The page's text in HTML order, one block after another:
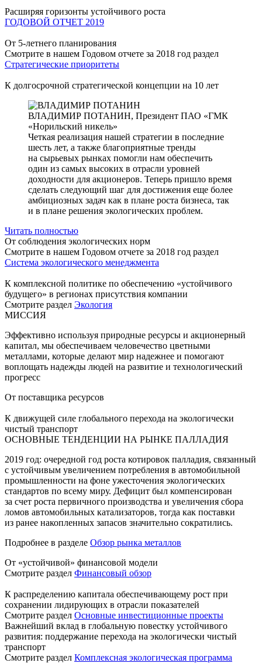
Расширяя горизонты устойчивого роста
ГОДОВОЙ ОТЧЕТ 2019
От 5-летнего планирования
Смотрите в нашем Годовом отчете за 2018 год раздел
Стратегические приоритеты
К долгосрочной стратегической концепции на 10 лет
ВЛАДИМИР ПОТАНИН, Президент ПАО «ГМК
«Норильский никель»
Четкая реализация нашей стратегии в последние
шесть лет, а также благоприятные тренды
на сырьевых рынках помогли нам обеспечить
один из самых высоких в отрасли уровней
доходности для акционеров. Теперь пришло время
сделать следующий шаг для достижения еще более
амбициозных задач как в плане роста бизнеса, так
и в плане решения экологических проблем.
Читать полностью
От соблюдения экологических норм
Смотрите в нашем Годовом отчете за 2018 год раздел
Система экологического менеджмента
К комплексной политике по обеспечению «устойчивого
будущего» в регионах присутствия компании
Смотрите раздел Экология
МИССИЯ
Эффективно используя природные ресурсы и акционерный
капитал, мы обеспечиваем человечество цветными
металлами, которые делают мир надежнее и помогают
воплощать надежды людей на развитие и технологический
прогресс
От поставщика ресурсов
К движущей силе глобального перехода на экологически
чистый транспорт
ОСНОВНЫЕ ТЕНДЕНЦИИ НА РЫНКЕ ПАЛЛАДИЯ
2019 год: очередной год роста котировок палладия, связанный
с устойчивым увеличением потребления в автомобильной
промышленности на фоне ужесточения экологических
стандартов по всему миру. Дефицит был компенсирован
за счет роста первичного производства и увеличения сбора
ломов автомобильных катализаторов, тогда как поставки
из ранее накопленных запасов значительно сократились.
Подробнее в разделе Обзор рынка металлов
От «устойчивой» финансовой модели
Смотрите раздел Финансовый обзор
К распределению капитала обеспечивающему рост при
сохранении лидирующих в отрасли показателей
Смотрите раздел Основные инвестиционные проекты
Важнейший вклад в глобальную повестку устойчивого
развития: поддержание перехода на экологически чистый
транспорт
Смотрите раздел Комплексная экологическая программа